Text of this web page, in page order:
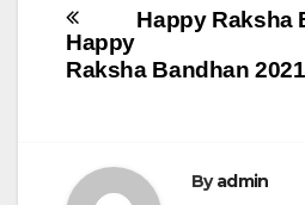
Post
navigation
Happy Raksha
Happy
Raksha Bandhan 2021
Byadmin